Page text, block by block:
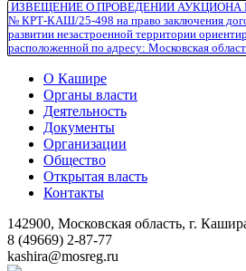
ИЗВЕЩЕНИЕ О ПРОВЕДЕНИИ АУКЦИОНА
№ КРТ-КАШ/25-498 на право заключения
развитии незастроенной территории
расположенной по адресу: Московская
О Кашире
Органы власти
Деятельность
Документы
Организации
Общество
Открытая власть
Контакты
142900, Московская область, г.
8 (49669) 2-87-77
kashira@mosreg.ru